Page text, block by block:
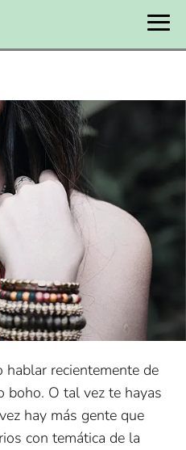
hablar recientemente de
boho. O tal vez te hayas
hay más gente que
con temática de la